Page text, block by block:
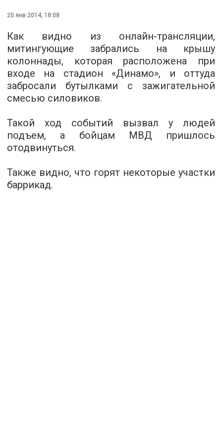
20 янв 2014, 18:08
Как видно из онлайн-трансляции,
митингующие забрались на крышу
колоннады, которая расположена при
входе на стадион «Динамо», и оттуда
забросали бутылками с зажигательной
смесью силовиков.
Такой ход событий вызвал у людей
подъем, а бойцам МВД пришлось
отодвинуться.
Также видно, что горят некоторые участки
баррикад.